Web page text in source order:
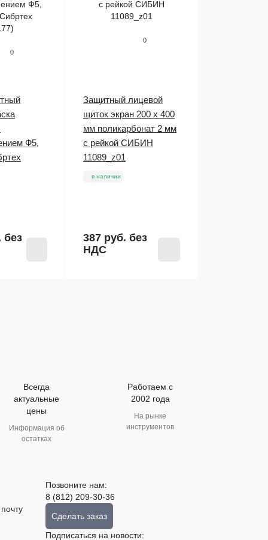
0
Ф5,
без
0
Защитный лицевой
щиток экран 200 х 400
мм поликарбонат 2 мм
с рейкой СИБИН
11089_z01
в наличии
387 руб. без
НДС
Всегда
актуальные
цены
Информация об
остатках
Работаем с
2002 года
На рынке
инструментов
Позвоните нам:
8 (812) 209-30-36
Сделать заказ
Подписаться на новости: